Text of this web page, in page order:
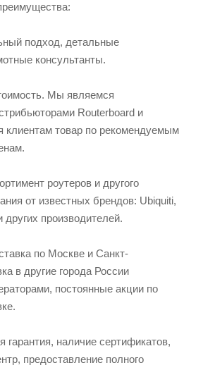
подход, детальные
консультанты.
Мы являемся
Routerboard и
клиентам товар по рекомендуемым
роутеров и другого
от известных брендов: Ubiquiti,
других производителей.
по Москве и Санкт-
в другие города России
постоянные акции по
наличие сертификатов,
предоставление полного